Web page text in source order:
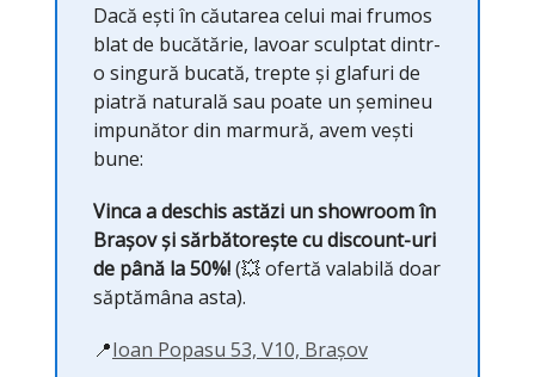
Dacă ești în căutarea celui mai frumos
blat de bucătărie, lavoar sculptat dintr-
o singură bucată, trepte și glafuri de
piatră naturală sau poate un șemineu
impunător din marmură, avem vești
bune:
Vinca a deschis astăzi un showroom în
Brașov și sărbătorește cu discount-uri
de până la 50%!(💥 ofertă valabilă doar
săptămâna asta).
📍Ioan Popasu 53, V10, Brașov